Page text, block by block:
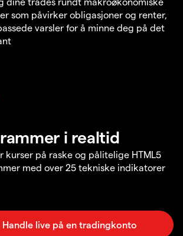
som påvirker obligasjoner og renter,
varsler for å minne deg på det
i realtid
kurser på raske og pålitelige HTML5
med over 25 tekniske indikatorer